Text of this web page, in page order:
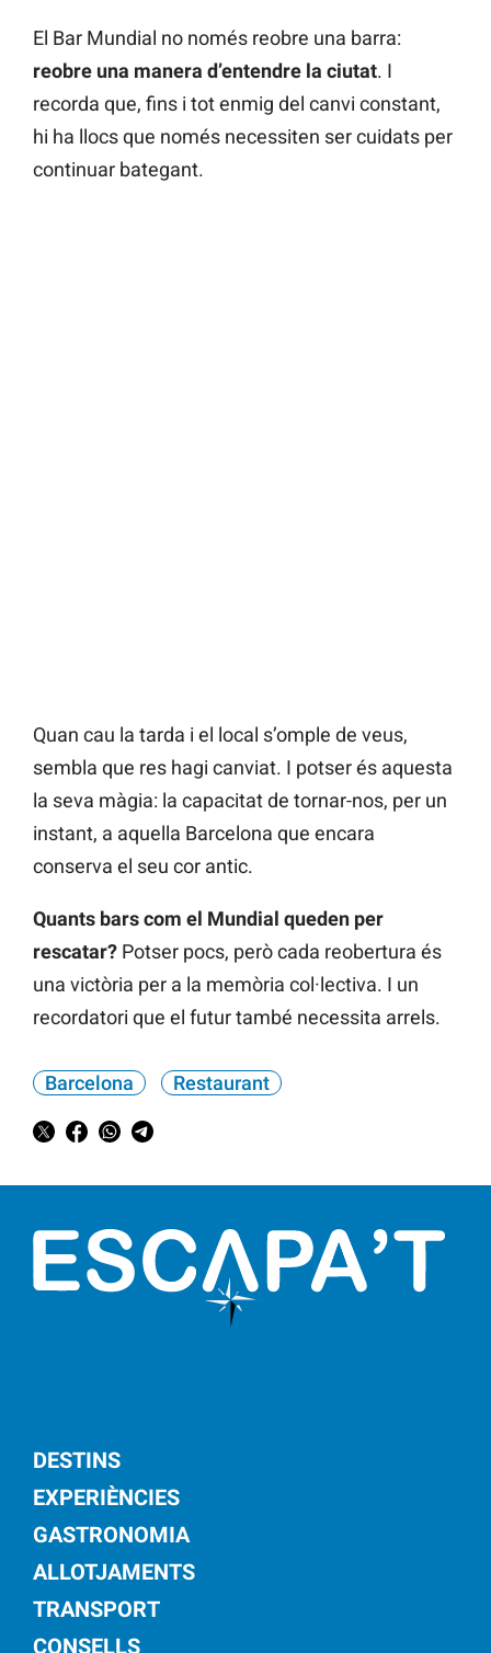
El Bar Mundial no només reobre una barra:
reobre una manera d’entendre la ciutat. I
recorda que, fins i tot enmig del canvi constant,
hi ha llocs que només necessiten ser cuidats per
continuar bategant.
Quan cau la tarda i el local s’omple de veus,
sembla que res hagi canviat. I potser és aquesta
la seva màgia: la capacitat de tornar-nos, per un
instant, a aquella Barcelona que encara
conserva el seu cor antic.
Quants bars com el Mundial queden per
rescatar? Potser pocs, però cada reobertura és
una victòria per a la memòria col·lectiva. I un
recordatori que el futur també necessita arrels.
Barcelona Restaurant
DESTINS
EXPERIÈNCIES
GASTRONOMIA
ALLOTJAMENTS
TRANSPORT
CONSELLS